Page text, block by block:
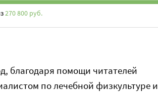
270 800 руб.
благодаря помощи читателей
по лечебной физкультуре и